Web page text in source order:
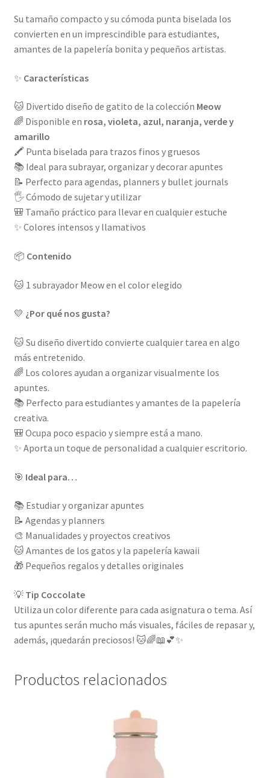
Su tamaño compacto y su cómoda punta biselada los
convierten en un imprescindible para estudiantes,
amantes de la papelería bonita y pequeños artistas.
✨ Características
🐱 Divertido diseño de gatito de la colección Meow
🌈 Disponible en rosa, violeta, azul, naranja, verde y
amarillo
🖍️ Punta biselada para trazos finos y gruesos
📚 Ideal para subrayar, organizar y decorar apuntes
📝 Perfecto para agendas, planners y bullet journals
🖐️ Cómodo de sujetar y utilizar
🎒 Tamaño práctico para llevar en cualquier estuche
✨ Colores intensos y llamativos
📦 Contenido
🐱 1 subrayador Meow en el color elegido
💛 ¿Por qué nos gusta?
🐱 Su diseño divertido convierte cualquier tarea en algo
más entretenido.
🌈 Los colores ayudan a organizar visualmente los
apuntes.
📚 Perfecto para estudiantes y amantes de la papelería
creativa.
🎒 Ocupa poco espacio y siempre está a mano.
✨ Aporta un toque de personalidad a cualquier escritorio.
🎯 Ideal para…
📚 Estudiar y organizar apuntes
📝 Agendas y planners
🎨 Manualidades y proyectos creativos
🐱 Amantes de los gatos y la papelería kawaii
🎁 Pequeños regalos y detalles originales
💡 Tip Coccolate
Utiliza un color diferente para cada asignatura o tema. Así
tus apuntes serán mucho más visuales, fáciles de repasar y,
además, ¡quedarán preciosos! 🐱🌈📖💕✨
Productos relacionados